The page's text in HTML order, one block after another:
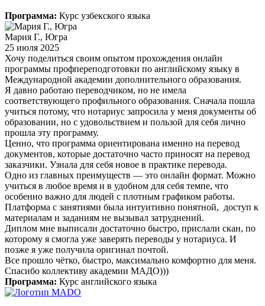
Программа: Курс узбекского языка
Мария Г., Югра
25 июля 2025
Хочу поделиться своим опытом прохождения онлайн
программы профпереподготовки по английскому языку в
Международной академии дополнительного образования.
Я давно работаю переводчиком, но не имела
соответствующего профильного образования. Сначала пошла
учиться потому, что нотариус запросила у меня документы об
образовании, но с удовольствием и пользой для себя лично
прошла эту программу.
Ценно, что программа ориентирована именно на перевод
документов, которые достаточно часто приносят на перевод
заказчики. Узнала для себя новое в практике перевода.
Одно из главных преимуществ — это онлайн формат. Можно
учиться в любое время и в удобном для себя темпе, что
особенно важно для людей с плотным графиком работы.
Платформа с занятиями была интуитивно понятной, доступ к
материалам и заданиям не вызывал затруднений.
Диплом мне выписали достаточно быстро, прислали скан, по
которому я смогла уже заверять переводы у нотариуса. И
позже я уже получила оригинал почтой.
Все прошло чётко, быстро, максимально комфортно для меня.
Спасибо коллективу академии МАДО)))
Программа: Курс английского языка